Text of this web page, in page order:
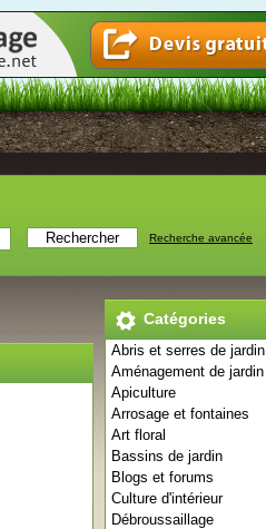
Recherche avancée
Catégories
Abris et serres de jardin
Aménagement de jardin
Apiculture
Arrosage et fontaines
Art floral
Bassins de jardin
Blogs et forums
Culture d'intérieur
Débroussaillage